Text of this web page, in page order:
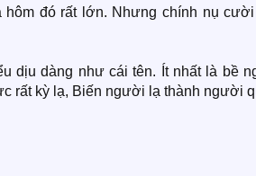
đó rất lớn. Nhưng chính nụ
dịu dàng như cái tên. Ít nhất là bề
rất kỳ lạ, Biến người lạ thành người